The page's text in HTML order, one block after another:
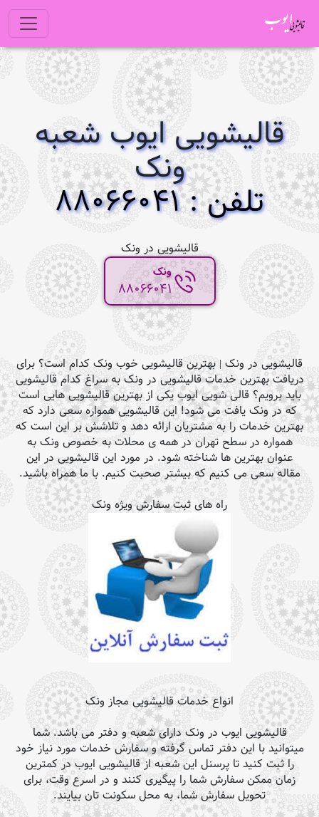
قالیشویی ایوب شعبه
ونک
تلفن : 88066041
قالیشویی در ونک
ونک
88066041
قالیشویی در ونک | بهترین قالیشویی خوب ونک کدام است؟ برای
دریافت بهترین خدمات قالیشویی در ونک به سراغ کدام قالیشویی
باید برویم؟ قالی شویی ایوب یکی از بهترین قالیشویی هایی است
که در ونک یافت می شود! این قالیشویی همواره سعی دارد که
بهترین خدمات را به مشتریان ارائه دهد و تلاشش بر این است که
همواره در سطح تهران در همه ی محلات به خصوص ونک به
عنوان بهترین ها شناخته شود. در مورد این قالیشویی در این
مقاله سعی می کنیم که بیشتر صحبت کنیم. با ما همراه باشید.
راه های ثبت سفارش ویژه ونک
انواع خدمات قالیشویی مجاز ونک
قالیشویی ایوب در ونک دارای شعبه و دفتر می باشد. شما
میتوانید با این دفتر تماس گرفته و سفارش خدمات مورد نیاز خود
را ثبت کنید تا پرسنل این شعبه از قالیشویی ایوب در کمترین
زمان ممکن سفارش شما را پیگیری کنند و در اسرع وقت، برای
تحویل سفارش شما، به محل سکونت تان بیایند.